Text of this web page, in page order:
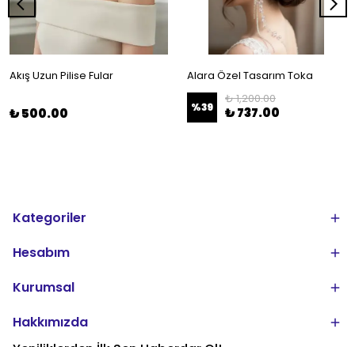
Akış Uzun Pilise Fular
₺ 500.00
Alara Özel Tasarım Toka
%39
₺ 1,200.00
₺ 737.00
Kategoriler
Hesabım
Kurumsal
Hakkımızda